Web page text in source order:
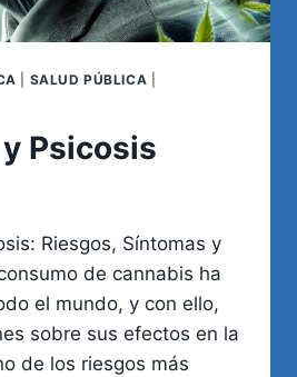
SALUD PÚBLICA
Psicosis
Riesgos, Síntomas y
de cannabis ha
el mundo, y con ello,
sobre sus efectos en la
de los riesgos más